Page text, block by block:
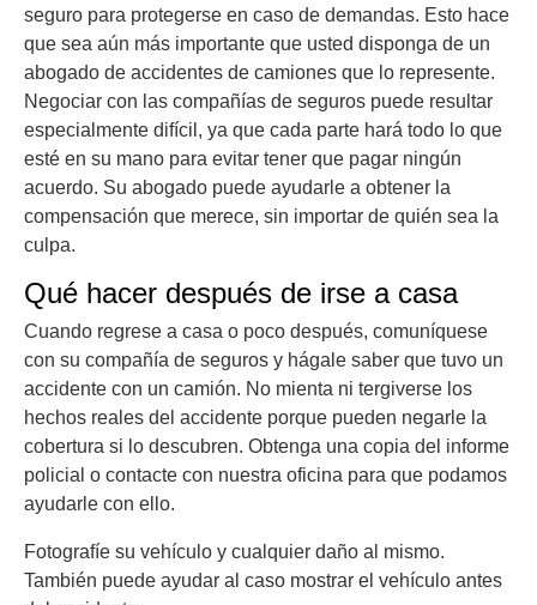
seguro para protegerse en caso de demandas. Esto hace
que sea aún más importante que usted disponga de un
abogado de accidentes de camiones que lo represente.
Negociar con las compañías de seguros puede resultar
especialmente difícil, ya que cada parte hará todo lo que
esté en su mano para evitar tener que pagar ningún
acuerdo. Su abogado puede ayudarle a obtener la
compensación que merece, sin importar de quién sea la
culpa.
Qué hacer después de irse a casa
Cuando regrese a casa o poco después, comuníquese
con su compañía de seguros y hágale saber que tuvo un
accidente con un camión. No mienta ni tergiverse los
hechos reales del accidente porque pueden negarle la
cobertura si lo descubren. Obtenga una copia del informe
policial o contacte con nuestra oficina para que podamos
ayudarle con ello.
Fotografíe su vehículo y cualquier daño al mismo.
También puede ayudar al caso mostrar el vehículo antes